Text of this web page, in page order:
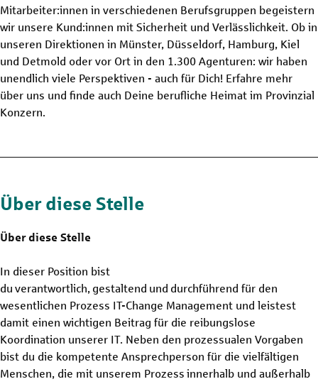
Mitarbeiter:innen in verschiedenen Berufsgruppen begeistern
wir unsere Kund:innen mit Sicherheit und Verlässlichkeit. Ob in
unseren Direktionen in Münster, Düsseldorf, Hamburg, Kiel
und Detmold oder vor Ort in den 1.300 Agenturen: wir haben
unendlich viele Perspektiven - auch für Dich! Erfahre mehr
über uns und finde auch Deine berufliche Heimat im Provinzial
Konzern.
Über diese Stelle
Über diese Stelle
In dieser Position bist
du verantwortlich, gestaltend und durchführend für den
wesentlichen Prozess IT-Change Management und leistest
damit einen wichtigen Beitrag für die reibungslose
Koordination unserer IT. Neben den prozessualen Vorgaben
bist du die kompetente Ansprechperson für die vielfältigen
Menschen, die mit unserem Prozess innerhalb und außerhalb